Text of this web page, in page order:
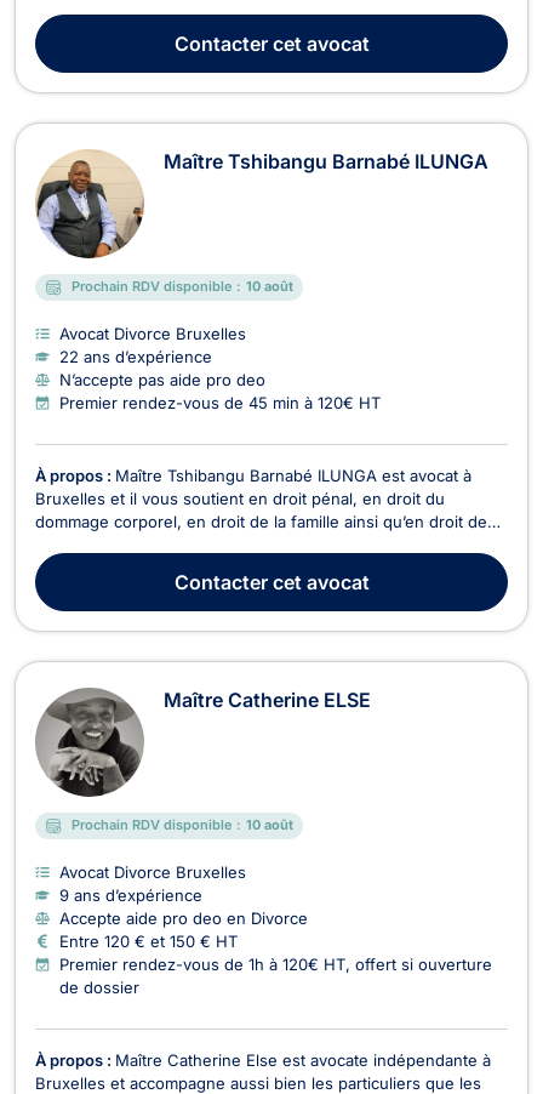
aide à définir les conséquences qui en découlent telles que la
pension alimentaire, la s...
Contactercet avocat
Maître Tshibangu Barnabé ILUNGA
Prochain RDV disponible : 10 août
Avocat Divorce Bruxelles
22 ans d’expérience
N’accepte pas aide pro deo
Premier rendez-vous de 45 min à 120€ HT
À propos : Maître Tshibangu Barnabé ILUNGA est avocat à
Bruxelles et il vous soutient en droit pénal, en droit du
dommage corporel, en droit de la famille ainsi qu’en droit des
vous défend si vous êtes soupçonné(e) ou si vous avez
commis une infraction contre les biens (usa...
Contactercet avocat
Maître Catherine ELSE
Prochain RDV disponible : 10 août
Avocat Divorce Bruxelles
9 ans d’expérience
Accepte aide pro deo en Divorce
Entre 120 € et 150 € HT
Premier rendez-vous de 1h à 120€ HT, offert si ouverture
de dossier
À propos : Maître Catherine Else est avocate indépendante à
Bruxelles et accompagne aussi bien les particuliers que les